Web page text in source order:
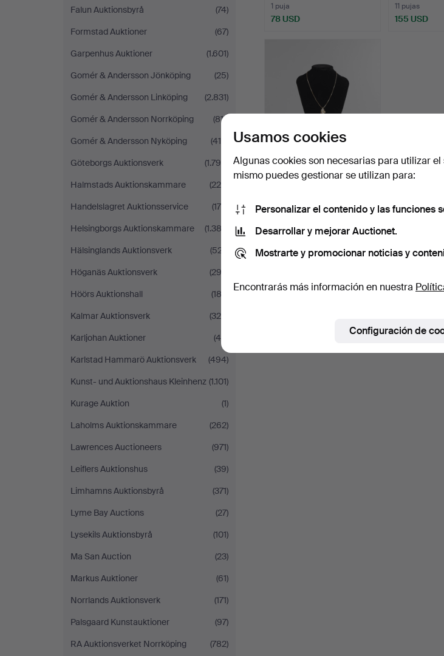
Falun Auktionsbyrå
(74)
Formstad Auktioner
(67)
Garpenhus Auktioner
(1.601)
Gomér & Andersson Jönköping
(25)
Gomér & Andersson Linköping
(2.831)
Gomér & Andersson Norrköping
(811)
Gomér & Andersson Nyköping
(416)
Göteborgs Auktionsverk
(1.790)
Halmstads Auktionskammare
(220)
Handelslagret Auktionsservice
(170)
Helsingborgs Auktionskammare
(1.382)
Hälsinglands Auktionsverk
(527)
Höganäs Auktionsverk
(292)
Höörs Auktionshall
(183)
Kalmar Auktionsverk
(320)
Karljohan Auktioner
(49)
Karlstad Hammarö Auktionsverk
(494)
Kunst- und Auktionshaus Kleinhenz (1.101)
Kurage Auktion
(1)
Laholms Auktionskammare
(262)
Lawrences Auctioneers
(971)
Leiflers Auktionshus
(39)
Limhamns Auktionsbyrå
(371)
Lyme Bay Auctions
(27)
Lysekils Auktionsbyrå
(101)
Ma San Auction
(23)
Markus Auktioner
(61)
Norrlands Auktionsverk
(171)
Palsgaard Kunstauktioner
(97)
RA Auktionsverket Norrköping
(782)
1 puja
78 USD
11 pujas
155 USD
colgante también …
3 pujas
Suscribir búsqueda
Usamos cookies
Algunas cookies son necesarias para utilizar
mismo puedes gestionar se utilizan para:
Personalizar el contenido y las funciones
Desarrollar y mejorar Auctionet.
Mostrarte y promocionar noticias y
Encontrarás más información en nuestra
Configuración de